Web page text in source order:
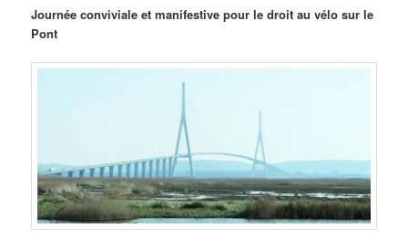
Journée conviviale et manifestive pour le droit au vélo sur le
Pont